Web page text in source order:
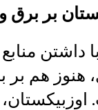
بر برق
داشتن
هنوز هم بر